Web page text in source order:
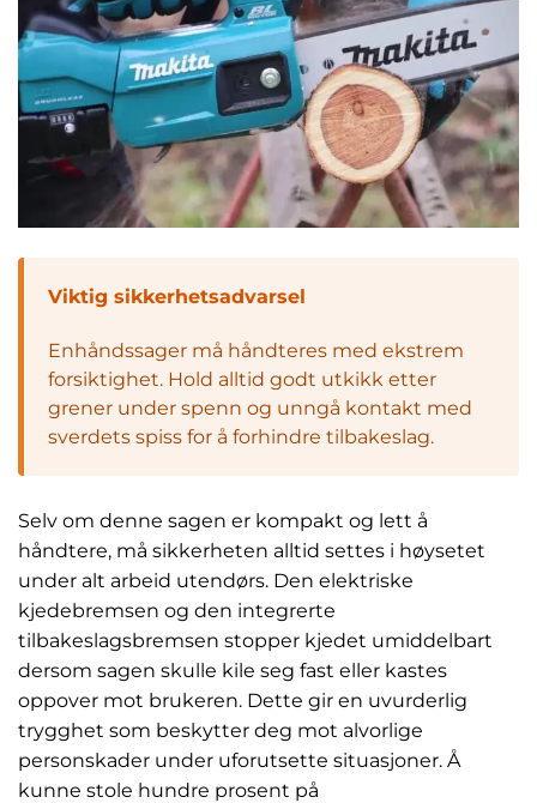
Viktig sikkerhetsadvarsel
Enhåndssager må håndteres med ekstrem
forsiktighet. Hold alltid godt utkikk etter
grener under spenn og unngå kontakt med
sverdets spiss for å forhindre tilbakeslag.
Selv om denne sagen er kompakt og lett å
håndtere, må sikkerheten alltid settes i høysetet
under alt arbeid utendørs. Den elektriske
kjedebremsen og den integrerte
tilbakeslagsbremsen stopper kjedet umiddelbart
dersom sagen skulle kile seg fast eller kastes
oppover mot brukeren. Dette gir en uvurderlig
trygghet som beskytter deg mot alvorlige
personskader under uforutsette situasjoner. Å
kunne stole hundre prosent på